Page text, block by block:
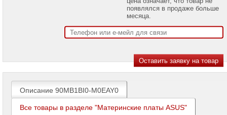
Принтеры
Серверы
Brand
появлялся в продаже больше
месяца.
Описание 90MB1BI0-M0EAY0
Все товары в разделе "Материнские платы ASUS"